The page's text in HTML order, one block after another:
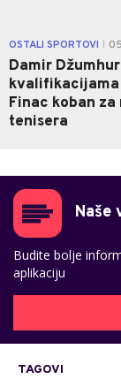
OSTALI SPORTOVI
Damir
kvalifikacijama
Finac koban
tenisera
Naše
Budite bolje
aplikaciju
TAGOVI